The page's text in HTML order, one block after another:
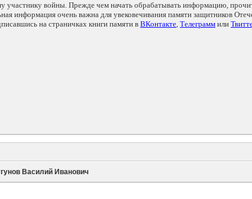
участнику войны. Прежде чем начать обрабатывать информацию,
информация очень важна для увековечивания памяти защитников
на страничках книги памяти в ВКонтакте, Телеграмм или
Василий Иванович